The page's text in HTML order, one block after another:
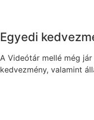
Egyedi
A Videótár mellé még jár
kedvezmény, valamint